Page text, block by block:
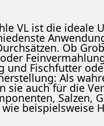
VL ist die ideale
Ob
und Fischfutter
Als
sie auch für die
Salzen,
beispielsweise